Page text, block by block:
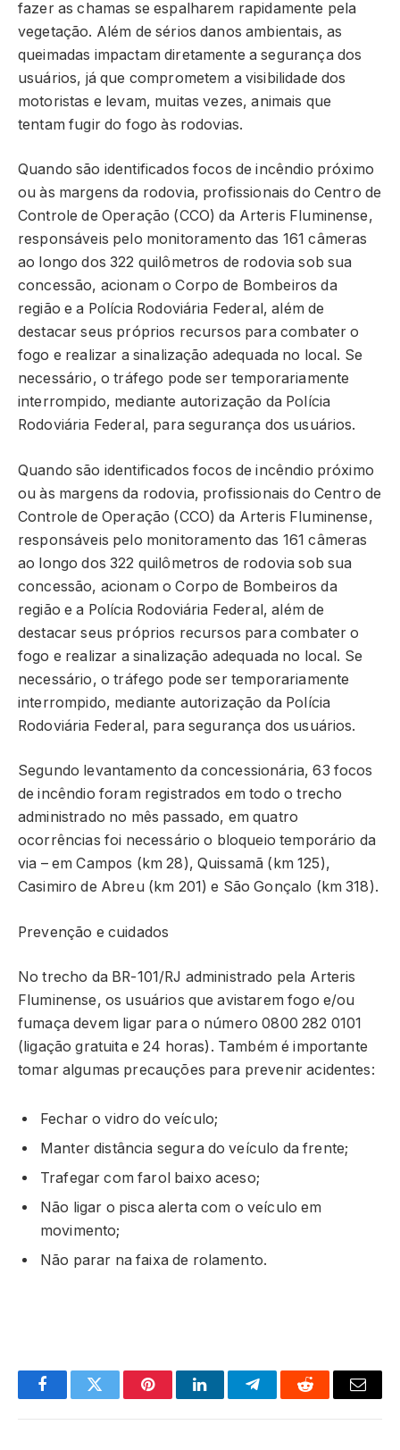
fazer as chamas se espalharem rapidamente pela
vegetação. Além de sérios danos ambientais, as
queimadas impactam diretamente a segurança dos
usuários, já que comprometem a visibilidade dos
motoristas e levam, muitas vezes, animais que
tentam fugir do fogo às rodovias.
Quando são identificados focos de incêndio próximo
ou às margens da rodovia, profissionais do Centro de
Controle de Operação (CCO) da Arteris Fluminense,
responsáveis pelo monitoramento das 161 câmeras
ao longo dos 322 quilômetros de rodovia sob sua
concessão, acionam o Corpo de Bombeiros da
região e a Polícia Rodoviária Federal, além de
destacar seus próprios recursos para combater o
fogo e realizar a sinalização adequada no local. Se
necessário, o tráfego pode ser temporariamente
interrompido, mediante autorização da Polícia
Rodoviária Federal, para segurança dos usuários.
Quando são identificados focos de incêndio próximo
ou às margens da rodovia, profissionais do Centro de
Controle de Operação (CCO) da Arteris Fluminense,
responsáveis pelo monitoramento das 161 câmeras
ao longo dos 322 quilômetros de rodovia sob sua
concessão, acionam o Corpo de Bombeiros da
região e a Polícia Rodoviária Federal, além de
destacar seus próprios recursos para combater o
fogo e realizar a sinalização adequada no local. Se
necessário, o tráfego pode ser temporariamente
interrompido, mediante autorização da Polícia
Rodoviária Federal, para segurança dos usuários.
Segundo levantamento da concessionária, 63 focos
de incêndio foram registrados em todo o trecho
administrado no mês passado, em quatro
ocorrências foi necessário o bloqueio temporário da
via – em Campos (km 28), Quissamã (km 125),
Casimiro de Abreu (km 201) e São Gonçalo (km 318).
Prevenção e cuidados
No trecho da BR-101/RJ administrado pela Arteris
Fluminense, os usuários que avistarem fogo e/ou
fumaça devem ligar para o número 0800 282 0101
(ligação gratuita e 24 horas). Também é importante
tomar algumas precauções para prevenir acidentes:
Fechar o vidro do veículo;
Manter distância segura do veículo da frente;
Trafegar com farol baixo aceso;
Não ligar o pisca alerta com o veículo em
movimento;
Não parar na faixa de rolamento.
FacebookTwitter PinterestLinkedInTelegramReddit Email